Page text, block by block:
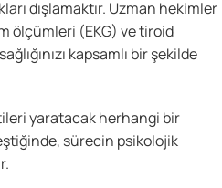
dışlamaktır. Uzman hekimler
ölçümleri (EKG) ve tiroid
kapsamlı bir şekilde
yaratacak herhangi bir
sürecin psikolojik